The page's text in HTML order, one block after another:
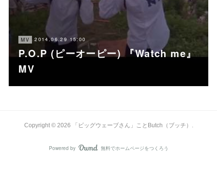
MV 2014.06.29 15:00
P.O.P (ピーオーピー) 『Watch me』
MV
Copyright © 2026 「ビッグウェーブさん」ことButch（ブッチ） .
Powered by AmebaOwnd
無料でホームページをつくろう